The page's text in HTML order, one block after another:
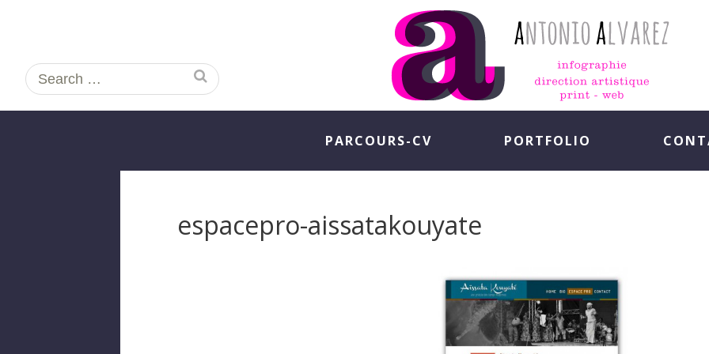
Search
for:
PARCOURS-CV PORTFOLIO
espacepro-aissatakouyate